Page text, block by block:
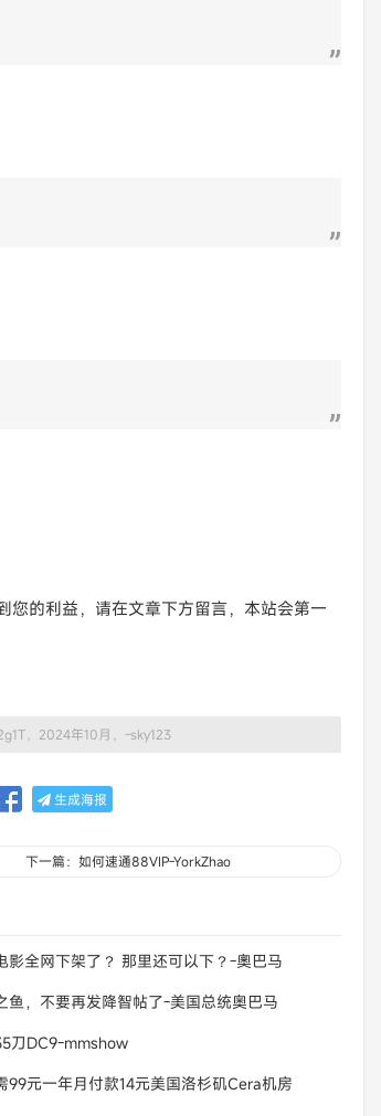
您的利益，请在文章下方留言，本站会第一
，2024年10月，-sky123
生成海报
下一篇：如何速通88VIP-YorkZhao
影全网下架了？ 那里还可以下？-奧巴马
鱼，不要再发降智帖了-美国总统奥巴马
刀DC9-mmshow
99元一年月付款14元美国洛杉矶Cera机房